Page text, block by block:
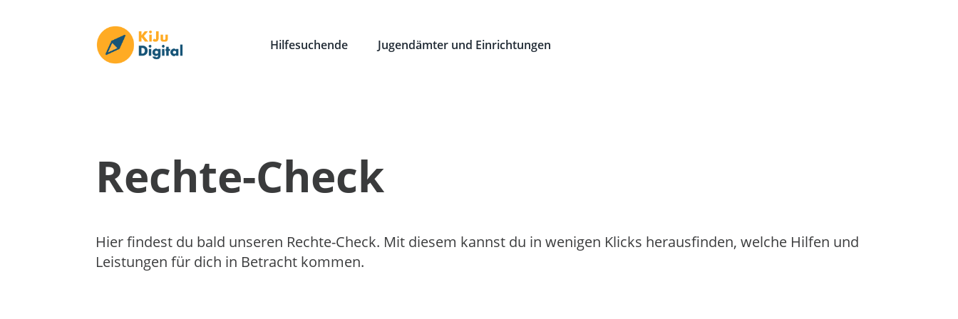
Hilfesuchende Jugendämter und Einrichtungen
Rechte-Check
Hier findest du bald unseren Rechte-Check. Mit diesem kannst du in wenigen Klicks herausfinden, welche Hilfen und
Leistungen für dich in Betracht kommen.